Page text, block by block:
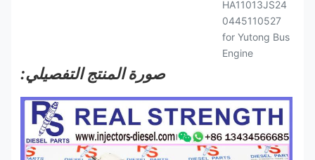
صورة المنتج التفصيلي: